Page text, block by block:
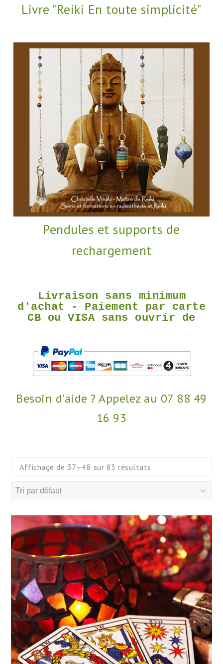
Livre "Reiki En toute simplicité"
Pendules et supports de
rechargement
Livraison
sans
minimum
Paiement
par
carte
ou
VISA
via
bouton
par
Paypal]
-
Plateforme
de
paiement
sécurisée
Livraison sans minimum
d'achat - Paiement par carte
CB ou VISA sans ouvrir de
Besoin d’aide ? Appelez au 07 88 49
Affichage de 37–48 sur 83 résultats